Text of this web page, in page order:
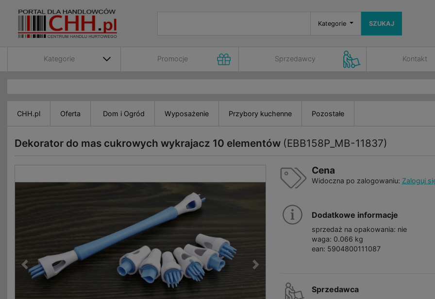
Kategorie SZUKAJ
Kategorie Promocje Sprzedawcy Kontakt
CHH.pl Oferta Dom i Ogród Wyposażenie Przybory kuchenne Pozostałe
Dekorator do mas cukrowych wykrajacz 10 elementów (EBB158P_MB-11837)
Cena
Widoczna po zalogowaniu: Zaloguj
Dodatkowe informacje
sprzedaż na opakowania: nie
waga: 0.066 kg
ean: 5904800111087
Sprzedawca